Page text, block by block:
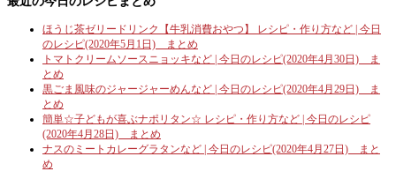
ほうじ茶ゼリードリンク【牛乳消費おやつ】 レシピ・作り方など | 今日
のレシピ(2020年5月1日) まとめ
トマトクリームソースニョッキなど | 今日のレシピ(2020年4月30日) ま
とめ
黒ごま風味のジャージャーめんなど | 今日のレシピ(2020年4月29日) ま
とめ
簡単☆子どもが喜ぶナポリタン☆ レシピ・作り方など | 今日のレシピ
(2020年4月28日) まとめ
ナスのミートカレーグラタンなど | 今日のレシピ(2020年4月27日) まと
め